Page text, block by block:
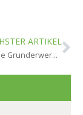
ARTIKEL
Wie hoch ist die Grunderwerbsteuer in Wiesbaden?